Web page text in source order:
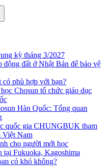
kỳ tháng 3/2027
đất ở Nhật Bản để bảo vệ
có phù hợp với bạn?
Chosun tổ chức giáo dục
Hàn Quốc: Tổng quan
quốc gia CHUNGBUK tham
Việt Nam
cho người mới học
tại Fukuoka, Kagoshima
có khó không?